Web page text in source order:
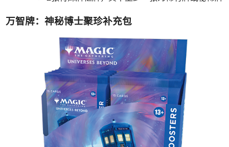
万智牌：神秘博士聚珍补充包